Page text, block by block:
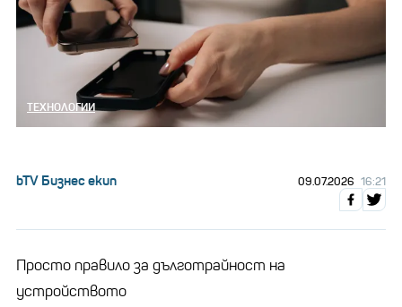
ТЕХНОЛОГИИ
bTV Бизнес екип 09.07.2026 16:21
Просто правило за дълготрайност на
устройството